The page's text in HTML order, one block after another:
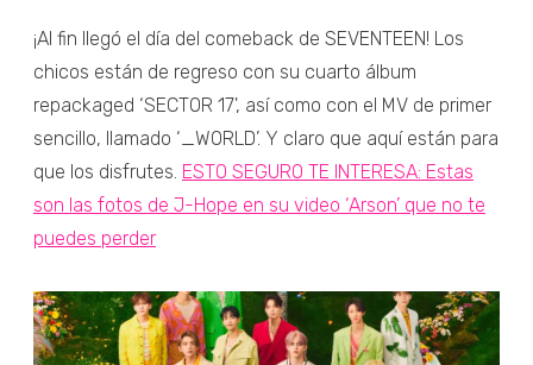
¡Al fin llegó el día del comeback de SEVENTEEN! Los
chicos están de regreso con su cuarto álbum
repackaged ‘SECTOR 17', así como con el MV de primer
sencillo, llamado ‘_WORLD’. Y claro que aquí están para
que los disfrutes. ESTO SEGURO TE INTERESA: Estas
son las fotos de J-Hope en su video ‘Arson’ que no te
puedes perder